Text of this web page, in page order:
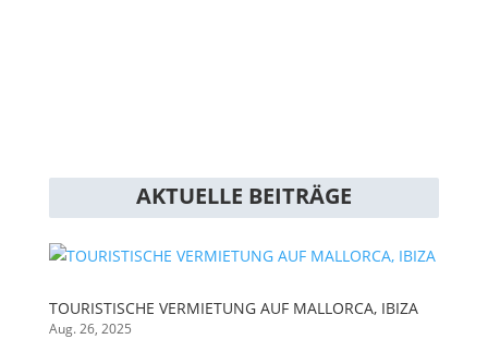
AKTUELLE BEITRÄGE
TOURISTISCHE VERMIETUNG AUF MALLORCA, IBIZA
Aug. 26, 2025